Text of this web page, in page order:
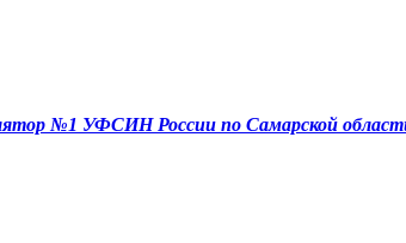
№1 УФСИН России по Самарской